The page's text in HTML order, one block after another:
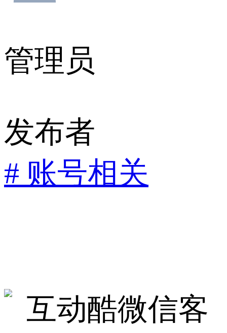
管理员
发布者
# 账号相关